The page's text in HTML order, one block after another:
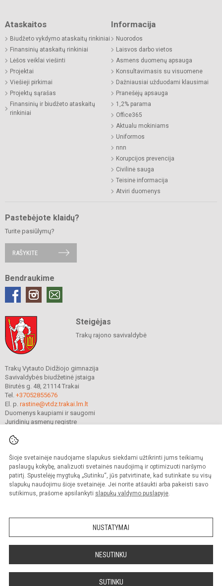
Šioje svetainėje naudojame slapukus siekdami užtikrinti jums teikiamų
paslaugų kokybę, analizuoti svetainės naudojimą ir optimizuoti naršymo
patirtį. Spustelėję mygtuką „Sutinku“, jūs patvirtinate, kad sutinkate su visų
slapukų naudojimu šioje svetainėje. Jei norite atšaukti arba pakeisti savo
sutikimus, prašome apsilankyti slapukų valdymo puslapyje.
NUSTATYMAI
NESUTINKU
SUTINKU
Ataskaitos
Biudžeto vykdymo ataskaitų rinkiniai
Finansinių ataskaitų rinkiniai
Lėšos veiklai viešinti
Projektai
Viešieji pirkimai
Projektų sąrašas
Finansinių ir biudžeto ataskaitų
rinkiniai
Informacija
Nuorodos
Laisvos darbo vietos
Asmens duomenų apsauga
Konsultavimasis su visuomene
Dažniausiai užduodami klausimai
Pranešėjų apsauga
1,2% parama
Office365
Aktualu mokiniams
Uniformos
nnn
Korupcijos prevencija
Civilinė sauga
Teisinė informacija
Atviri duomenys
Pastebėjote klaidų?
Turite pasiūlymų?
RAŠYKITE
Bendraukime
Steigėjas
Trakų rajono savivaldybė
Trakų Vytauto Didžiojo gimnazija
Savivaldybės biudžetinė įstaiga
Birutės g. 48, 21114 Trakai
Tel. +37052855676
El. p. rastine@vtdz.trakai.lm.lt
Duomenys kaupiami ir saugomi
Juridinių asmenų registre
© 2021. Trakų Vytauto Didžiojo gimnazija. Visos teisės saugomos.
Kopijuoti turinį be raštiško gimnazijos sutikimo griežtai draudžiama.
Prieinamumo paraiška Slapukų valdymas